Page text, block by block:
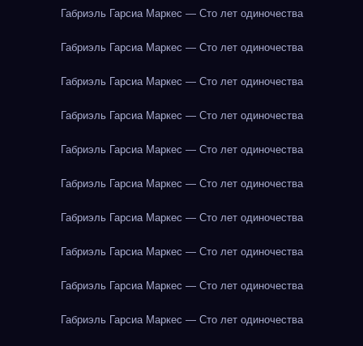
Габриэль Гарсиа Маркес — Сто лет одиночества
Габриэль Гарсиа Маркес — Сто лет одиночества
Габриэль Гарсиа Маркес — Сто лет одиночества
Габриэль Гарсиа Маркес — Сто лет одиночества
Габриэль Гарсиа Маркес — Сто лет одиночества
Габриэль Гарсиа Маркес — Сто лет одиночества
Габриэль Гарсиа Маркес — Сто лет одиночества
Габриэль Гарсиа Маркес — Сто лет одиночества
Габриэль Гарсиа Маркес — Сто лет одиночества
Габриэль Гарсиа Маркес — Сто лет одиночества